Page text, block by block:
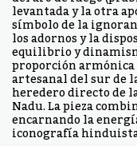
levantada y la otra
símbolo de la
los adornos y la
equilibrio y
proporción
artesanal del sur de
heredero directo de
Nadu. La pieza
encarnando la
iconografía